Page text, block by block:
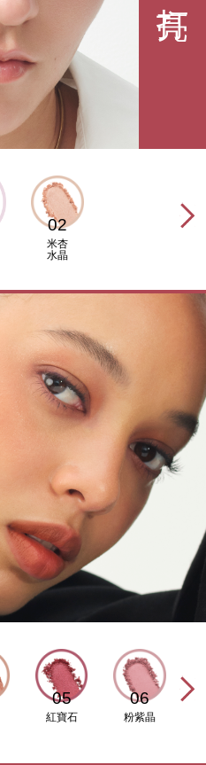
02
米杏
水晶
05
紅寶石
06
粉紫晶